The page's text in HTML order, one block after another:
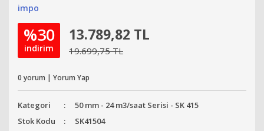
impo
%30
indirim
13.789,82 TL
19.699,75 TL
0 yorum | Yorum Yap
Kategori
50 mm - 24 m3/saat Serisi - SK 415
Stok Kodu
SK41504